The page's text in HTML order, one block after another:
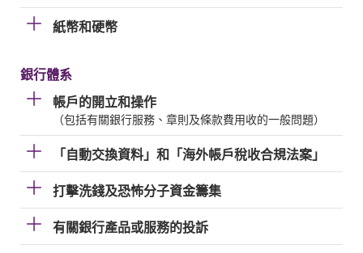
紙幣和硬幣
銀行體系
帳戶的開立和操作
（包括有關銀行服務、章則及條款費用收的一般問題）
「自動交換資料」和「海外帳戶稅收合規法案」
打擊洗錢及恐怖分子資金籌集
有關銀行產品或服務的投訴